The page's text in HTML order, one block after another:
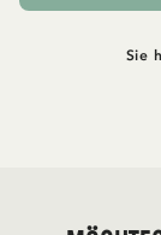
Sie